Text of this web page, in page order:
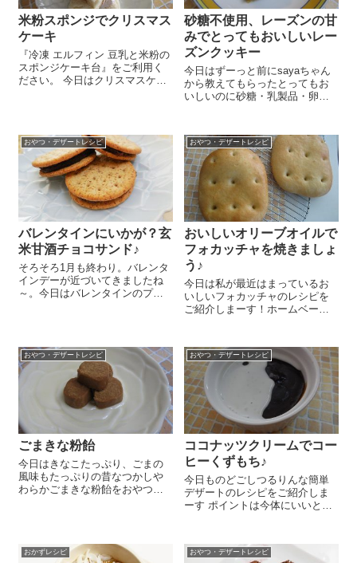
米粉スポンジでクリスマス
ケーキ
『冷凍 エルフィン 豆乳と米粉の
スポンジケーキ台』をご利用く
ださい。 今日はクリスマスケー
て生イース...
砂糖不使用、レーズンの甘
みでとってもおいしいレー
ズンクッキー
今日はずーっと前にsayaちゃん
から教えてもらったとってもお
いしいのに砂糖・乳製品・卵・
これは江島雅歌さんという方の
本に載っていたレシピだそうで
す＾＾。 作り方も簡単！小麦粉
10...
おやつ・デザートレシピ
バレンタインにいかが？玄
米甘酒チョコサンド♪
そろそろ1月も終わり。バレンタ
インデーが近づいてきましたね
～。今日はバレンタインのプレ
50g、『オーサワの有機玄米甘酒
(...
おやつ・デザートレシピ
おいしいオリーブオイルで
フォカッチャを焼きましょ
う♪
今日は私が最近はまっているお
いしいフォカッチャのレシピを
ご紹介しまーす！ホームベーカ
力粉 70g、国産強力粉 180g、
てんさい糖 5g、塩 5g、『ジ
ロロモーニ 有...
おやつ・デザートレシピ
ごまきな粉飴
今日はきなこたっぷり、ごまの
風味もたっぷりの昔なつかしや
わらかごまきな粉飴をおやつに
こねします。あとはお好み...
おやつ・デザートレシピ
ココナッツクリームでコー
ヒーくずもち♪
今日ものどごしつるりんな簡単
デザートのレシピをご紹介しま
ーす ポイントは今体にいいと話
よ～。 まずはお好みのコーヒー
を300㏄ご用意ください＾＾。イ
おかずレシピ おやつ・デザートレシピ